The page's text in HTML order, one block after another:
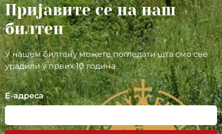
Пријавите се на наш
билтен
У нашем билтену можете погледати шта смо све
урадили у првих 10 година
Е-адреса